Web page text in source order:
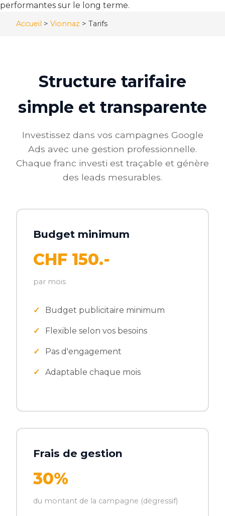
performantes sur le long terme.
Accueil > Vionnaz > Tarifs
Structure tarifaire
simple et transparente
Investissez dans vos campagnes Google
Ads avec une gestion professionnelle.
Chaque franc investi est traçable et génère
des leads mesurables.
Budget minimum
CHF 150.-
par mois
Budget publicitaire minimum
Flexible selon vos besoins
Pas d'engagement
Adaptable chaque mois
Frais de gestion
30%
du montant de la campagne (dégressif)